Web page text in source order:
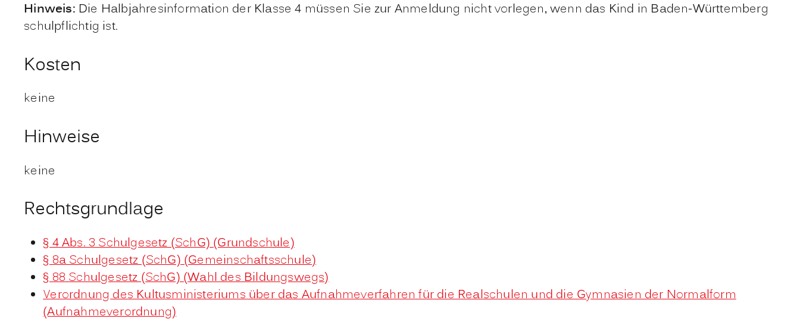
Hinweis: Die Halbjahresinformation der Klasse 4 müssen Sie zur Anmeldung nicht vorlegen, wenn das Kind in Baden-Württemberg
schulpflichtig ist.
Kosten
keine
Hinweise
keine
Rechtsgrundlage
§ 4 Abs. 3 Schulgesetz (SchG) (Grundschule)
§ 8a Schulgesetz (SchG) (Gemeinschaftsschule)
§ 88 Schulgesetz (SchG) (Wahl des Bildungswegs)
Verordnung des Kultusministeriums über das Aufnahmeverfahren für die Realschulen und die Gymnasien der Normalform
(Aufnahmeverordnung)